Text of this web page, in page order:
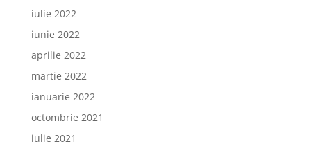
iulie 2022
iunie 2022
aprilie 2022
martie 2022
ianuarie 2022
octombrie 2021
iulie 2021